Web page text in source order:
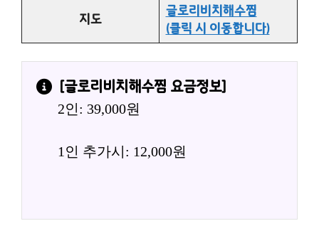
지도
글로리비치해수찜
(클릭 시 이동합니다)
[글로리비치해수찜 요금정보]
2인: 39,000원
1인 추가시: 12,000원